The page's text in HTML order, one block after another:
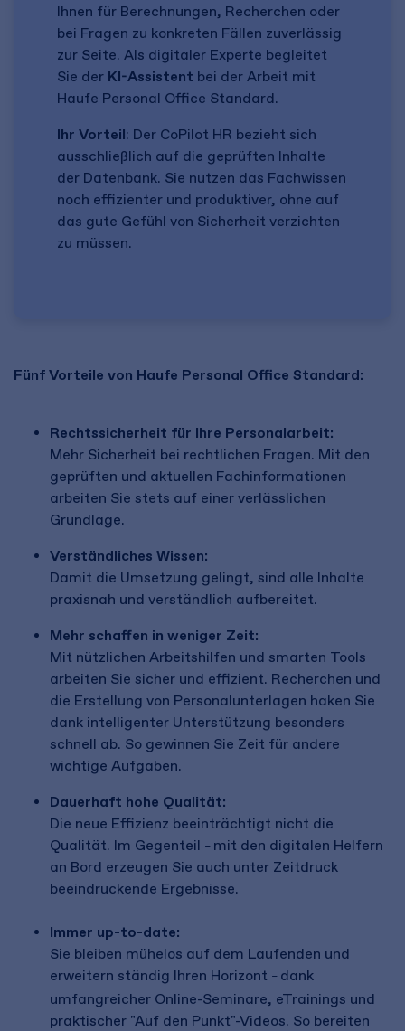
Ihnen für Berechnungen, Recherchen oder
bei Fragen zu konkreten Fällen zuverlässig
zur Seite. Als digitaler Experte begleitet
Sie der KI-Assistent bei der Arbeit mit
Haufe Personal Office Standard.
Ihr Vorteil: Der CoPilot HR bezieht sich
ausschließlich auf die geprüften Inhalte
der Datenbank. Sie nutzen das Fachwissen
noch effizienter und produktiver, ohne auf
das gute Gefühl von Sicherheit verzichten
zu müssen.
Fünf Vorteile von Haufe Personal Office Standard:
Rechtssicherheit für Ihre Personalarbeit:
Mehr Sicherheit bei rechtlichen Fragen. Mit den
geprüften und aktuellen Fachinformationen
arbeiten Sie stets auf einer verlässlichen
Grundlage.
Verständliches Wissen:
Damit die Umsetzung gelingt, sind alle Inhalte
praxisnah und verständlich aufbereitet.
Mehr schaffen in weniger Zeit:
Mit nützlichen Arbeitshilfen und smarten Tools
arbeiten Sie sicher und effizient. Recherchen und
die Erstellung von Personalunterlagen haken Sie
dank intelligenter Unterstützung besonders
schnell ab. So gewinnen Sie Zeit für andere
wichtige Aufgaben.
Dauerhaft hohe Qualität:
Die neue Effizienz beeinträchtigt nicht die
Qualität. Im Gegenteil – mit den digitalen Helfern
an Bord erzeugen Sie auch unter Zeitdruck
beeindruckende Ergebnisse.
Immer up-to-date:
Sie bleiben mühelos auf dem Laufenden und
erweitern ständig Ihren Horizont – dank
umfangreicher Online-Seminare, eTrainings und
praktischer "Auf den Punkt"-Videos. So bereiten